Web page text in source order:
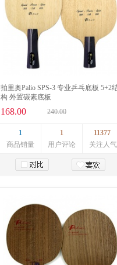
拍里奥Palio SPS-3 专业乒乓底板 5+2
构 外置碳素底板
168.00 240.00
1
商品销量
1
用户评论
11377
关注人气